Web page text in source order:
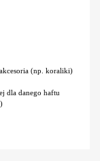
(np. koraliki)
dla danego haftu